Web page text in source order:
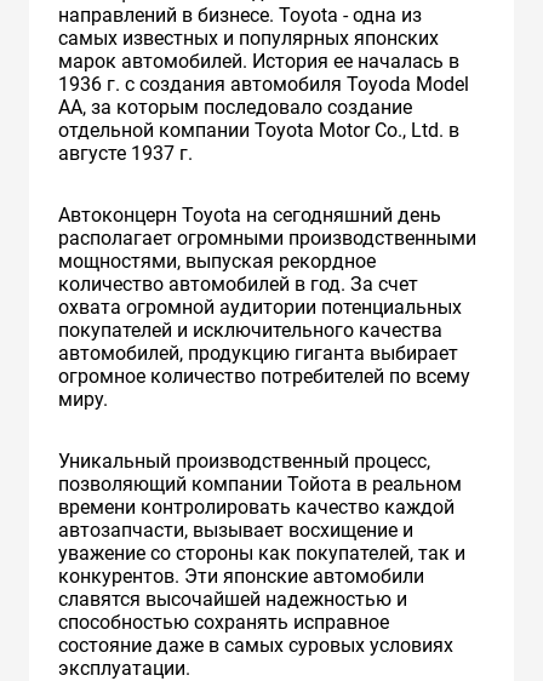
направлений в бизнесе. Toyota - одна из
самых известных и популярных японских
марок автомобилей. История ее началась в
1936 г. с создания автомобиля Toyoda Model
AA, за которым последовало создание
отдельной компании Toyota Motor Co., Ltd. в
августе 1937 г.
Автоконцерн Toyota на сегодняшний день
располагает огромными производственными
мощностями, выпуская рекордное
количество автомобилей в год. За счет
охвата огромной аудитории потенциальных
покупателей и исключительного качества
автомобилей, продукцию гиганта выбирает
огромное количество потребителей по всему
миру.
Уникальный производственный процесс,
позволяющий компании Тойота в реальном
времени контролировать качество каждой
автозапчасти, вызывает восхищение и
уважение со стороны как покупателей, так и
конкурентов. Эти японские автомобили
славятся высочайшей надежностью и
способностью сохранять исправное
состояние даже в самых суровых условиях
эксплуатации.